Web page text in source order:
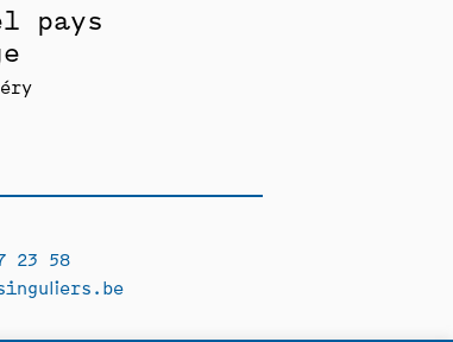
pays
23 58